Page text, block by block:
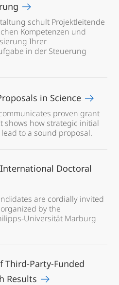
schult Projektleitende
Kompetenzen und
Ihrer
in der Steuerung
in Science
proven grant
shows how strategic initial
to a sound proposal.
Doctoral
are cordially invited
by the
Universität Marburg
Third-Party-Funded
Results